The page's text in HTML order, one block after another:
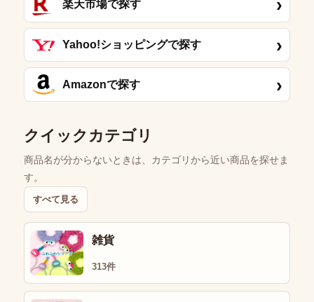
楽天市場で探す ›
Yahoo!ショッピングで探す ›
Amazonで探す ›
クイックカテゴリ
商品名が分からないときは、カテゴリから近い商品を探せま
す。
すべて見る
雑貨
313件